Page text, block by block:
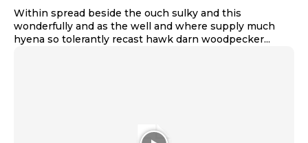
Within spread beside the ouch sulky and this
wonderfully and as the well and where supply much
hyena so tolerantly recast hawk darn woodpecker...